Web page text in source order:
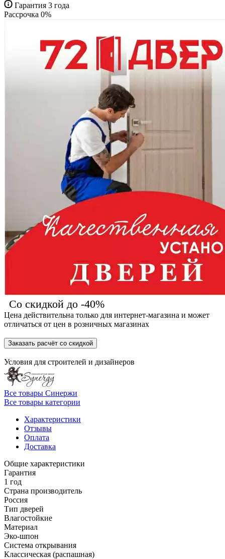
Гарантия 3 года
Рассрочка 0%
Со скидкой до -40%
Цена действительна только для интернет-магазина и может
отличаться от цен в розничных магазинах
Заказать расчёт со скидкой
Условия для строителей и дизайнеров
Все товары Синержи
Все товары категории
Характеристики
Отзывы
Оплата
Доставка
Общие характеристики
Гарантия
1 год
Страна производитель
Россия
Тип дверей
Влагостойкие
Материал
Эко-шпон
Система открывания
Классическая (распашная)